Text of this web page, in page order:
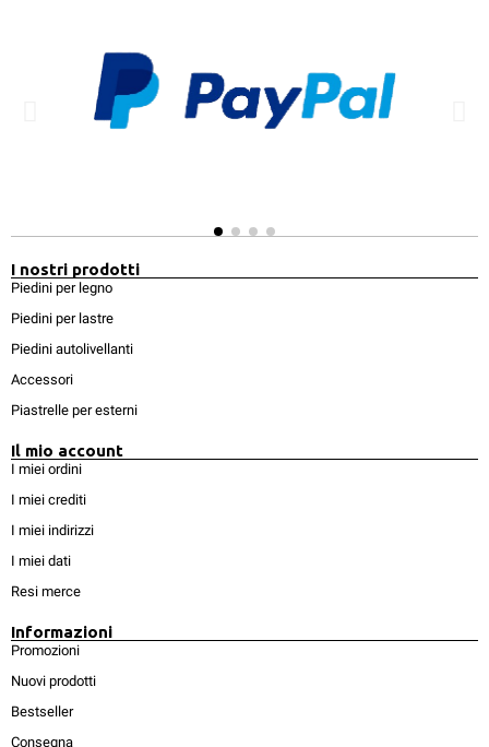
I nostri prodotti
Piedini per legno
Piedini per lastre
Piedini autolivellanti
Accessori
Piastrelle per esterni
Il mio account
I miei ordini
I miei crediti
I miei indirizzi
I miei dati
Resi merce
Informazioni
Promozioni
Nuovi prodotti
Bestseller
Consegna